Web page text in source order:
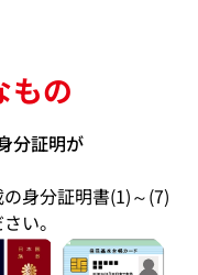
もの
分証明が
身分証明書(1)～(7)
い。